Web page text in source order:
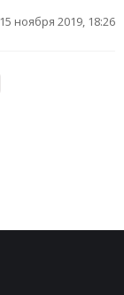
15 ноября 2019, 18:26